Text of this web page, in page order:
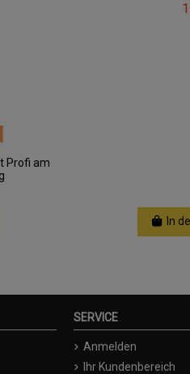
Profi am
In
SERVICE
Anmelden
Ihr Kundenbereich